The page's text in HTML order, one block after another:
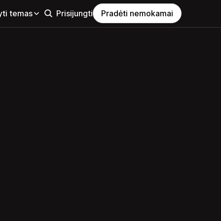
temas Prisijungti Pradėti nemokamai